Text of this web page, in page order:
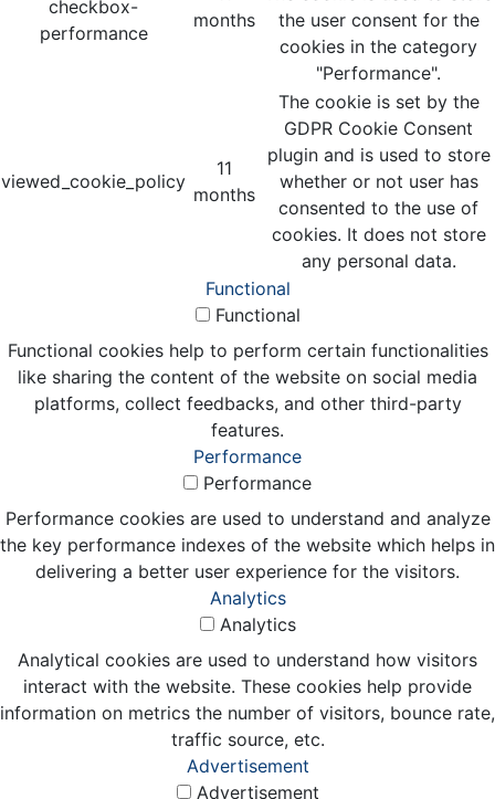
checkbox-
performance
months
the user consent for the
cookies in the category
"Performance".
viewed_cookie_policy
11
months
The cookie is set by the
GDPR Cookie Consent
plugin and is used to store
whether or not user has
consented to the use of
cookies. It does not store
any personal data.
Functional
Functional
Functional cookies help to perform certain functionalities
like sharing the content of the website on social media
platforms, collect feedbacks, and other third-party
features.
Performance
Performance
Performance cookies are used to understand and analyze
the key performance indexes of the website which helps in
delivering a better user experience for the visitors.
Analytics
Analytics
Analytical cookies are used to understand how visitors
interact with the website. These cookies help provide
information on metrics the number of visitors, bounce rate,
traffic source, etc.
Advertisement
Advertisement